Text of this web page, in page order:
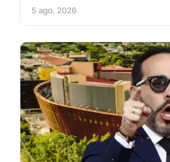
5 ago. 2026